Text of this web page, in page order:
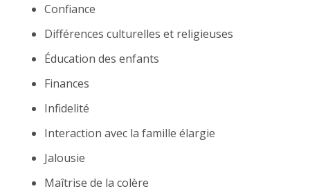
Confiance
Différences culturelles et religieuses
Éducation des enfants
Finances
Infidelité
Interaction avec la famille élargie
Jalousie
Maîtrise de la colère